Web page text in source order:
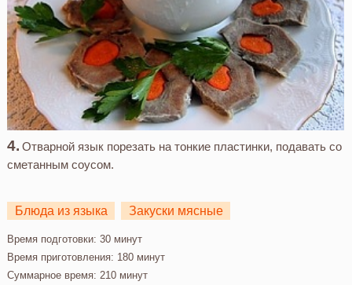
Отварной язык порезать на тонкие пластинки, подавать со
сметанным соусом.
Блюда из языка Закуски мясные
Время подготовки: 30 минут
Время приготовления: 180 минут
Суммарное время: 210 минут